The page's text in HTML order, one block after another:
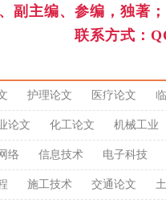
副主编、参编，独著
联系方式：
护理论文 医疗论文
论文 化工论文 机械工业
络 信息技术 电子科技
施工技术 交通论文